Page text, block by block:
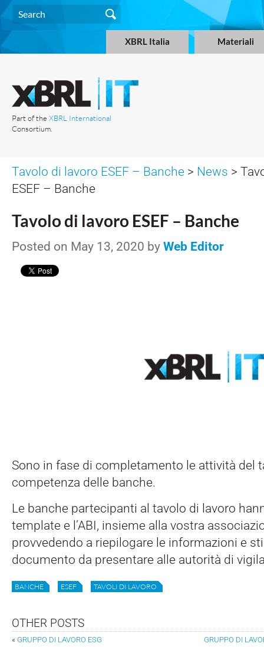
XBRL Italia Materiali
Part of the XBRL International
Consortium.
Tavolo di lavoro ESEF – Banche > News >
ESEF – Banche
Tavolo di lavoro ESEF – Banche
Posted on May 13, 2020 by Web Editor
Sono in fase di completamento le attività del
competenza delle banche.
Le banche partecipanti al tavolo di lavoro
template e l’ABI, insieme alla vostra
provvedendo a riepilogare le informazioni e
documento da presentare alle autorità di
BANCHE ESEF TAVOLI DI LAVORO
OTHER POSTS
« GRUPPO DI LAVORO ESG GRUPPO DI